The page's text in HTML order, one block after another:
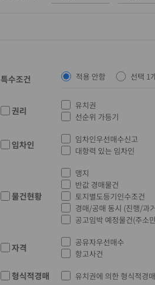
특수조건 적용 안함 선택 1
권리
유치권
선순위 가등기
임차인
임차인우선매수신고
대항력 있는 임차인
물건현황
맹지
반값 경매물건
토지별도등기인수조건
경매/공매 동시 (진행/과
공고임박 예정물건(주소
자격
공유자우선매수
항고사건
형식적경매 유치권에 의한 형식적경매